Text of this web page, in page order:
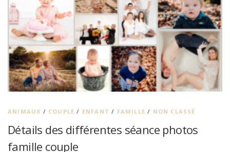
ANIMAUX / COUPLE / ENFANT / FAMILLE / NON CLASSÉ
Détails des différentes séance photos
famille couple